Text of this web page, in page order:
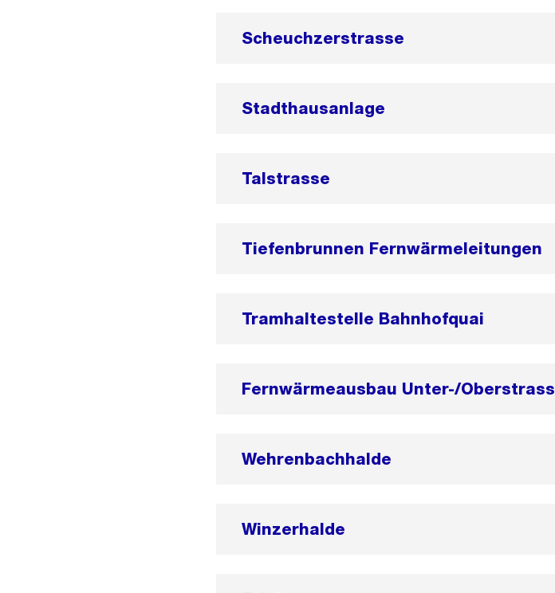
Scheuchzerstrasse
Stadthausanlage
Talstrasse
Tiefenbrunnen Fernwärmeleitungen
Tramhaltestelle Bahnhofquai
Fernwärmeausbau Unter-/Oberstrass
Wehrenbachhalde
Winzerhalde